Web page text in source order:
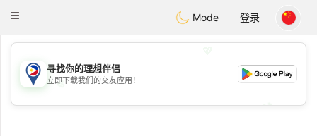
PhilippinesChat
Toggle
Mode 登录
💖
💕
寻找你的理想伴侣
立即下载我们的交友应用！